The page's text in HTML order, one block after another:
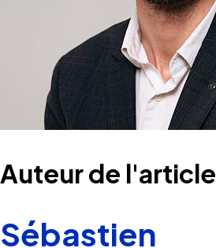
Auteur de l'article
Sébastien